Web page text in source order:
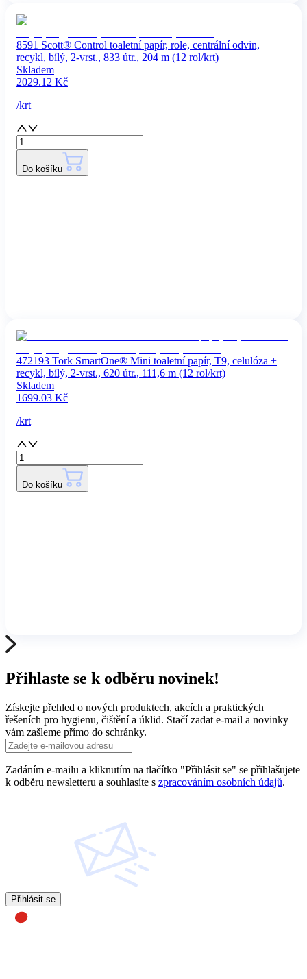
8591 Scott® Control toaletní papír, role, centrální odvin,
recykl, bílý, 2-vrst., 833 útr., 204 m (12 rol/krt)
Skladem
2029.12 Kč
/krt
Do košíku
472193 Tork SmartOne® Mini toaletní papír, T9, celulóza +
recykl, bílý, 2-vrst., 620 útr., 111,6 m (12 rol/krt)
Skladem
1699.03 Kč
/krt
Do košíku
Přihlaste se k odběru novinek!
Získejte přehled o nových produktech, akcích a praktických
řešeních pro hygienu, čištění a úklid. Stačí zadat e-mail a novinky
vám zašleme přímo do schránky.
Zadáním e-mailu a kliknutím na tlačítko "Přihlásit se" se přihlašujete
k odběru newsletteru a souhlasíte s zpracováním osobních údajů.
Přihlásit se